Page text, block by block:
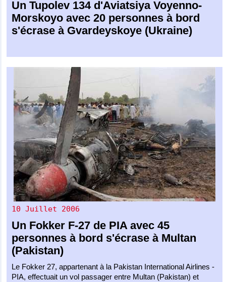
UnTupolev 134d'Aviatsiya Voyenno-
Morskoyo avec 20 personnes à bord
s'écrase à Gvardeyskoye (Ukraine)
10 Juillet 2006
Un Fokker F-27 de PIAavec 45
personnes à bord s'écrase à Multan
(Pakistan)
Le Fokker 27, appartenant à la Pakistan International Airlines -
PIA, effectuait un vol passager entre Multan (Pakistan) et